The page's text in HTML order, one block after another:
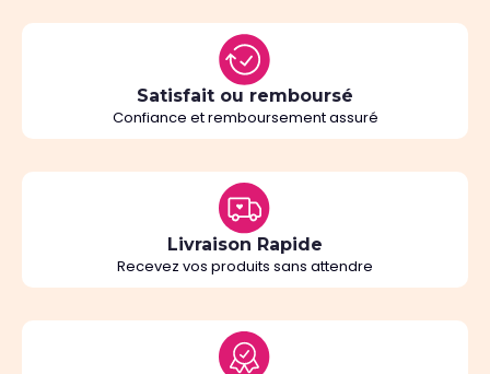
Satisfait ou remboursé
Confiance et remboursement assuré
Livraison Rapide
Recevez vos produits sans attendre